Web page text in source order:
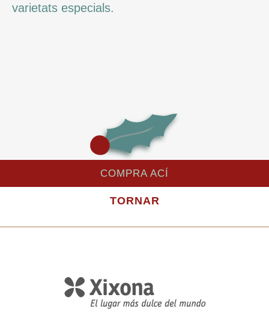
varietats especials.
COMPRA ACÍ
TORNAR